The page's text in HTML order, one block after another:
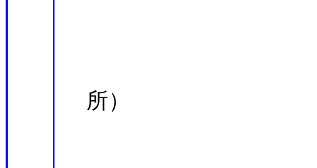
所）